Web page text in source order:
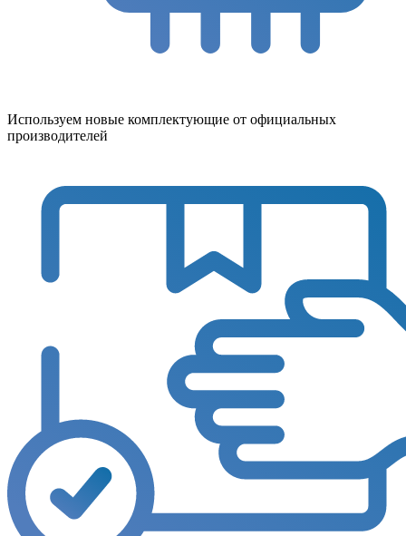
Используем новые комплектующие от официальных
производителей